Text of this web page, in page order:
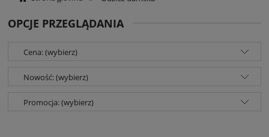
OPCJE PRZEGLĄDANIA
Cena: (wybierz)
Nowość: (wybierz)
Promocja: (wybierz)